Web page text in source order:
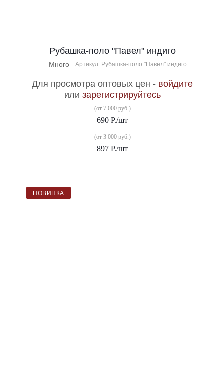
Рубашка-поло "Павел" индиго
Много Артикул: Рубашка-поло "Павел" индиго
Для просмотра оптовых цен - войдите
или зарегистрируйтесь
(от 7 000 руб.)
690 Р./шт
(от 3 000 руб.)
897 Р./шт
НОВИНКА